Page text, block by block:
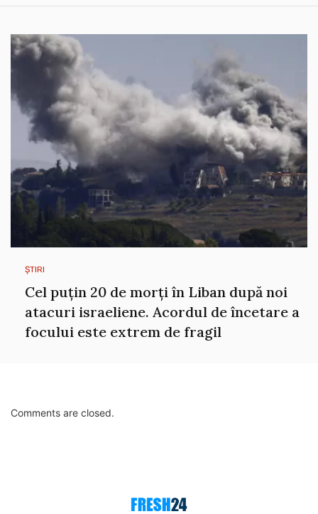
ȘTIRI
Cel puțin 20 de morți în Liban după noi
atacuri israeliene. Acordul de încetare a
focului este extrem de fragil
Comments are closed.